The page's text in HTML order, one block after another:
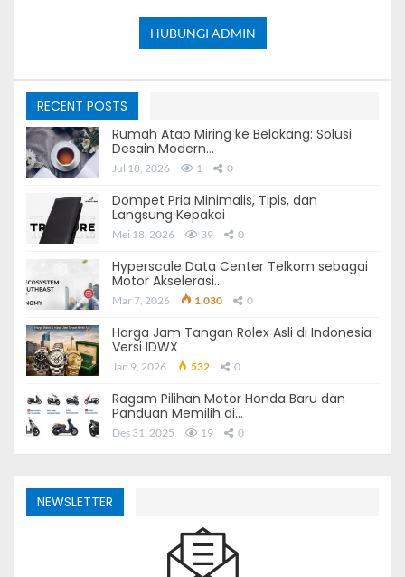
HUBUNGI ADMIN
RECENT POSTS
Rumah Atap Miring ke Belakang: Solusi
Desain Modern…
Jul 18, 2026 1 0
Dompet Pria Minimalis, Tipis, dan
Langsung Kepakai
Mei 18, 2026 39 0
Hyperscale Data Center Telkom sebagai
Motor Akselerasi…
Mar 7, 2026 1,030 0
Harga Jam Tangan Rolex Asli di Indonesia
Versi IDWX
Jan 9, 2026 532 0
Ragam Pilihan Motor Honda Baru dan
Panduan Memilih di…
Des 31, 2025 19 0
NEWSLETTER